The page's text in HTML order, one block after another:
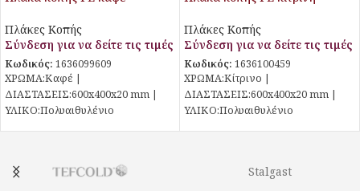
Πλάκες Κοπής
Σύνδεση για να δείτε τις τιμές
Κωδικός: 1636099609
ΧΡΩΜΑ:Καφέ |
ΔΙΑΣΤΑΣΕΙΣ:600x400x20 mm |
ΥΛΙΚΟ:Πολυαιθυλένιο
Πλάκες Κοπής
Σύνδεση για να δείτε τις τιμές
Κωδικός: 1636100459
ΧΡΩΜΑ:Κίτρινο |
ΔΙΑΣΤΑΣΕΙΣ:600x400x20 mm |
ΥΛΙΚΟ:Πολυαιθυλένιο
Stalgast